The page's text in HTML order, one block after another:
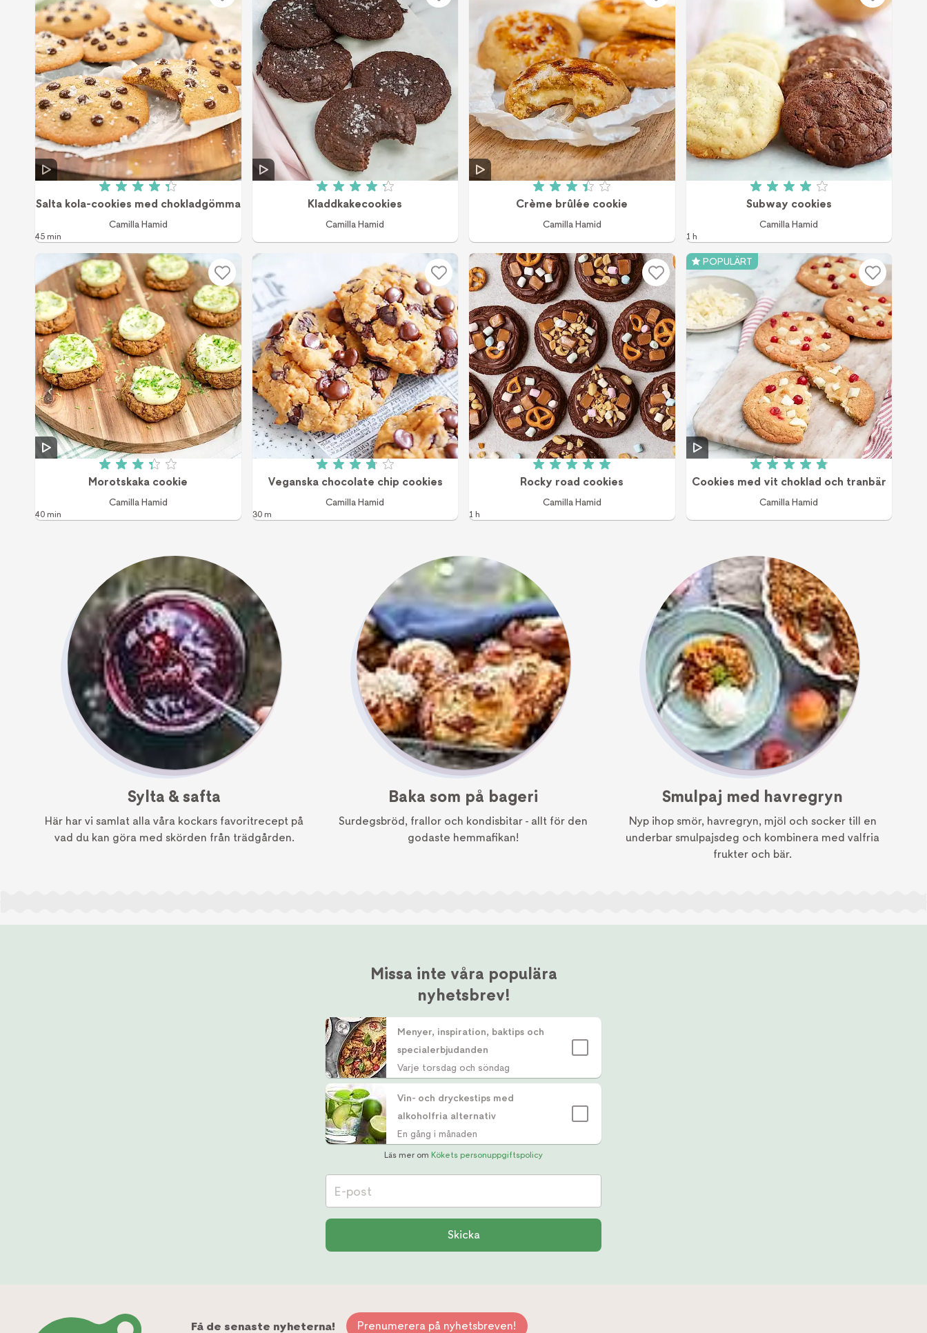
Betyg: 4.3 av 5 (6 röster)
Salta kola-cookies med chokladgömma
Camilla Hamid
45 min
Betyg: 4.2 av 5 (37 röster)
Kladdkakecookies
Camilla Hamid
Betyg: 3.4 av 5 (15 röster)
Crème brûlée cookie
Camilla Hamid
Betyg: 4 av 5 (1348 röster)
Subway cookies
Camilla Hamid
1 h
Betyg: 3.3 av 5 (9 röster)
Morotskaka cookie
Camilla Hamid
40 min
Betyg: 3.8 av 5 (103 röster)
Veganska chocolate chip cookies
Camilla Hamid
30 m
Betyg: 5 av 5 (3 röster)
Rocky road cookies
Camilla Hamid
1 h
POPULÄRT
Betyg: 4.9 av 5 (12 röster)
Cookies med vit choklad och tranbär
Camilla Hamid
Sylta & safta
Här har vi samlat alla våra kockars favoritrecept på
vad du kan göra med skörden från trädgården.
Baka som på bageri
Surdegsbröd, frallor och kondisbitar - allt för den
godaste hemmafikan!
Smulpaj med havregryn
Nyp ihop smör, havregryn, mjöl och socker till en
underbar smulpajsdeg och kombinera med valfria
frukter och bär.
Missa inte våra populära
nyhetsbrev!
Menyer, inspiration, baktips och
specialerbjudanden
Varje torsdag och söndag
Vin- och dryckestips med
alkoholfria alternativ
En gång i månaden
Läs mer om Kökets personuppgiftspolicy
E-post
Skicka
Få de senaste nyheterna! Prenumerera på nyhetsbreven!